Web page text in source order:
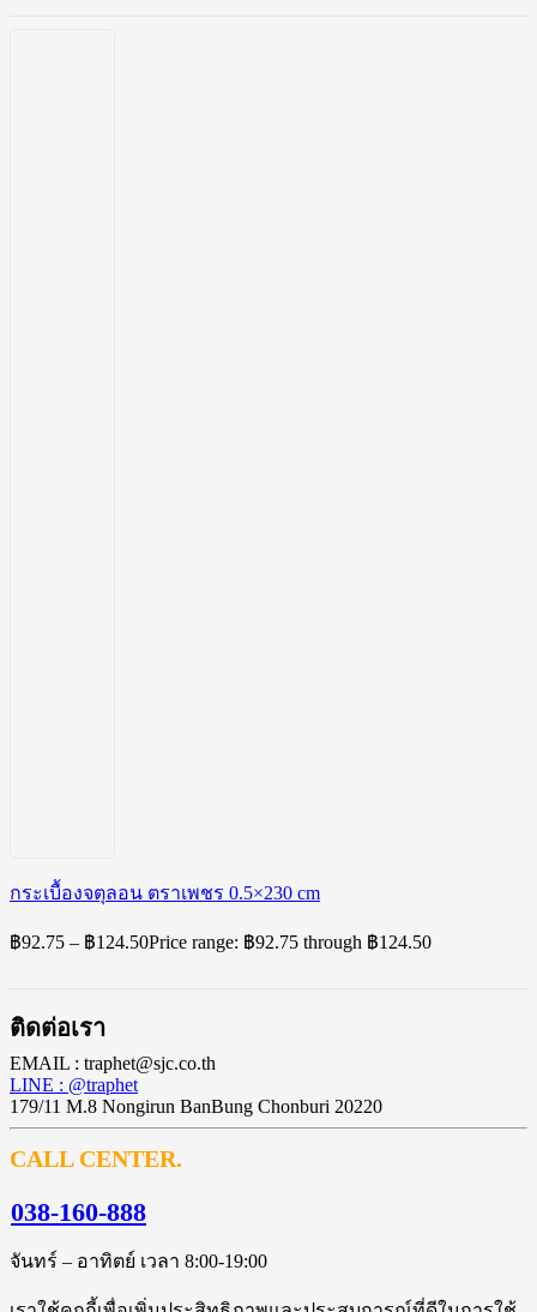
กระเบื้องจตุลอน ตราเพชร 0.5×230 cm
฿92.75 – ฿124.50Price range: ฿92.75 through ฿124.50
ติดต่อเรา
EMAIL : traphet@sjc.co.th
LINE : @traphet
179/11 M.8 Nongirun BanBung Chonburi 20220
CALL CENTER.
038-160-888
จันทร์ – อาทิตย์ เวลา 8:00-19:00